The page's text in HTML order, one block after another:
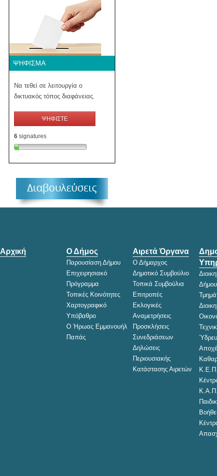
ΨΉΦΙΣΜΑ
Να τεθεί σε λειτουργία ο
δικτυακός τόπος διαφάνειας.
ΨΗΦΙΣΤΕ
6 signatures
Αρχική Ο Δήμος
Παρουσίαση Δήμου
Επιχειρησιακό
Πρόγραμμα
Τοπικές Κοινότητες
Χαρτογραφικό
Υπόβαθρο
Ο Ήρωας Εμμανουήλ
Παπάς
Αιρετά Όργανα
Ο Δήμαρχος
Δημοτικό Συμβούλιο
Τοπικά Συμβούλια
Επιτροπές
Εκλογικές
Αναμετρήσεις
Προσκλήσεις
Συνεδριάσεων
Δηλώσεις
Περιουσιακής
Κατάστασης Αιρετών
Δήμου